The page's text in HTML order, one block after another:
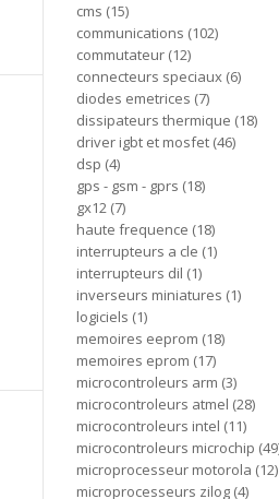
cms 15
communications 102
commutateur 12
connecteurs speciaux 6
diodes emetrices 7
dissipateurs thermique 18
driver igbt et mosfet 46
dsp 4
gps - gsm - gprs 18
gx12 7
haute frequence 18
interrupteurs a cle 1
interrupteurs dil 1
inverseurs miniatures 1
logiciels 1
memoires eeprom 18
memoires eprom 17
microcontroleurs arm 3
microcontroleurs atmel 28
microcontroleurs intel 11
microcontroleurs microchip 49
microprocesseur motorola 12
microprocesseurs zilog 4